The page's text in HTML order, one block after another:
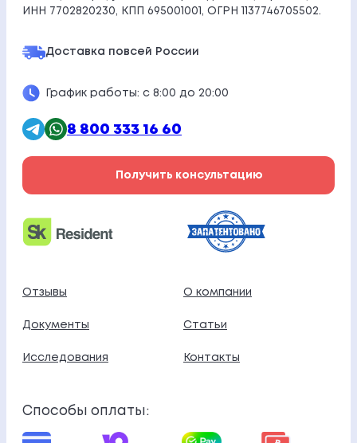
ИНН 7702820230, КПП 695001001, ОГРН 1137746705502.
Доставка повсей России
График работы: с 8:00 до 20:00
8 800 333 16 60
Получить консультацию
Отзывы О компании
Документы Статьи
Исследования Контакты
Способы оплаты: